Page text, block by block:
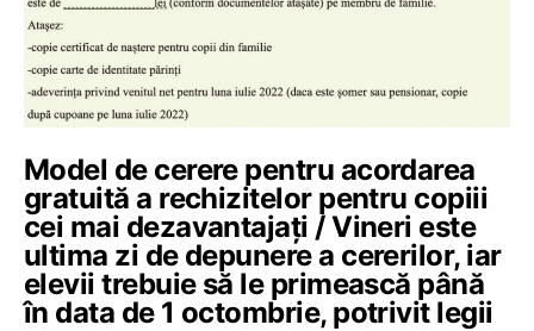
Model de cerere pentru acordarea
gratuită a rechizitelor pentru copiii
cei mai dezavantajați / Vineri este
ultima zi de depunere a cererilor, iar
elevii trebuie să le primească până
în data de 1 octombrie, potrivit legii